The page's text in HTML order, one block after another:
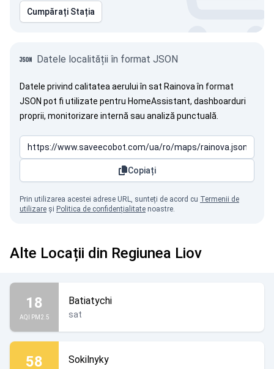
Cumpărați Stația
Datele localității în format JSON
Datele privind calitatea aerului în sat Rainova în format
JSON pot fi utilizate pentru HomeAssistant, dashboarduri
proprii, monitorizare internă sau analiză punctuală.
Copiați
Prin utilizarea acestei adrese URL, sunteți de acord cu Termenii de
utilizare și Politica de confidențialitate noastre.
Alte Locații din Regiunea Liov
18
AQI PM2.5
Batiatychi
sat
58 Sokilnyky